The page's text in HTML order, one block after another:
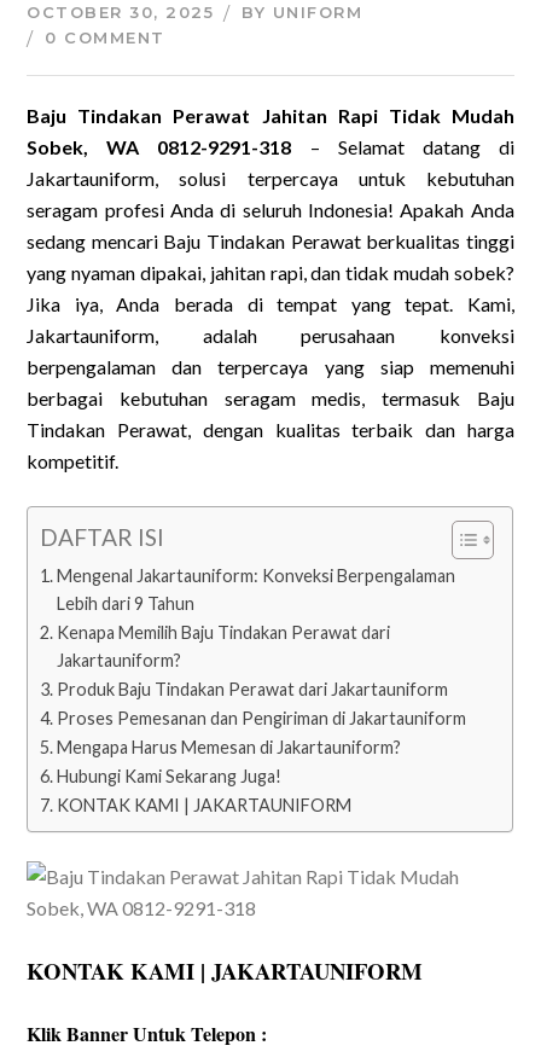
OCTOBER 30, 2025 BY UNIFORM
0 COMMENT
Baju Tindakan Perawat Jahitan Rapi Tidak Mudah
Sobek, WA 0812-9291-318 – Selamat datang di
Jakartauniform, solusi terpercaya untuk kebutuhan
seragam profesi Anda di seluruh Indonesia! Apakah Anda
sedang mencari Baju Tindakan Perawat berkualitas tinggi
yang nyaman dipakai, jahitan rapi, dan tidak mudah sobek?
Jika iya, Anda berada di tempat yang tepat. Kami,
Jakartauniform, adalah perusahaan konveksi
berpengalaman dan terpercaya yang siap memenuhi
berbagai kebutuhan seragam medis, termasuk Baju
Tindakan Perawat, dengan kualitas terbaik dan harga
kompetitif.
DAFTAR ISI
Mengenal Jakartauniform: Konveksi Berpengalaman
Lebih dari 9 Tahun
Kenapa Memilih Baju Tindakan Perawat dari
Jakartauniform?
Produk Baju Tindakan Perawat dari Jakartauniform
Proses Pemesanan dan Pengiriman di Jakartauniform
Mengapa Harus Memesan di Jakartauniform?
Hubungi Kami Sekarang Juga!
KONTAK KAMI | JAKARTAUNIFORM
KONTAK KAMI | JAKARTAUNIFORM
Klik Banner Untuk Telepon :